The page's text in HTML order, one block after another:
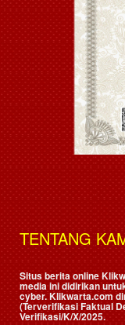
TENTANG
Situs berita online
media ini didirikan
cyber. Klikwarta.com
(Terverifikasi Faktual
Verifikasi/K/X/2025.